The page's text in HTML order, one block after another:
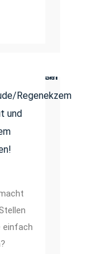
Regenekzem
und
einfach